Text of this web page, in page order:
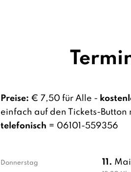
Preise: € 7,50 für Alle -
einfach auf den Tickets-
telefonisch = 06101-559356
Donnerstag 11.